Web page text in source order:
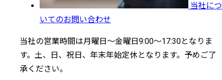
当社につ
いてのお問い合わせ
当社の営業時間は月曜日～金曜日9:00～17:30となりま
す。土、日、祝日、年末年始定休となります。予めご了
承ください。